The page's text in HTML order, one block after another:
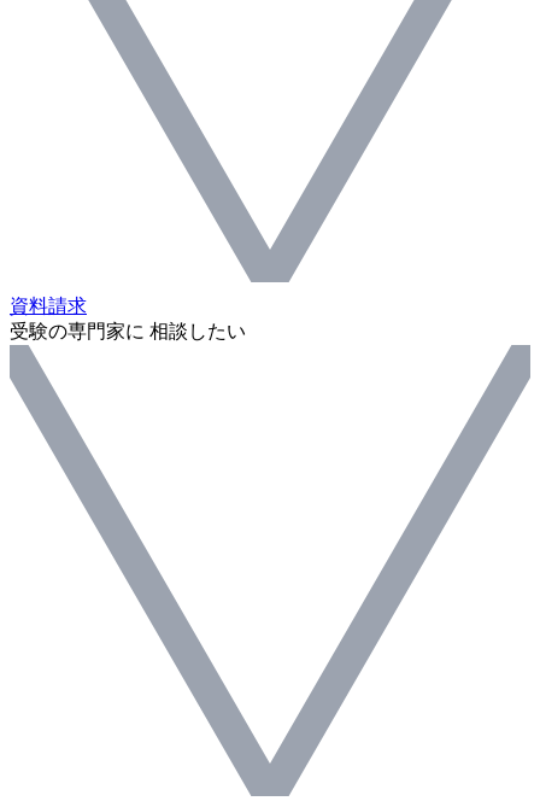
資料請求
受験の専門家に 相談したい